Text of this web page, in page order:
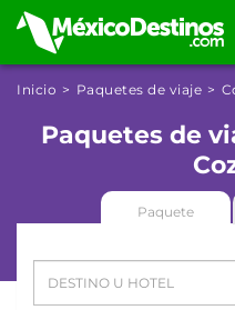
Inicio Paquetes de viaje
Paquetes de
Paquete